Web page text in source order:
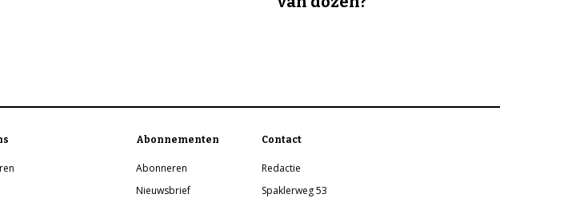
Abonnementen
Abonneren
Nieuwsbrief
Contact
Redactie
Spaklerweg 53